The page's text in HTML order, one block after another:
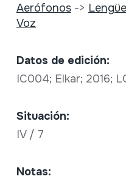
Aerófonos->
Voz
Datos de edición:
IC004; Elkar; 2016;
Situación:
IV / 7
Notas: